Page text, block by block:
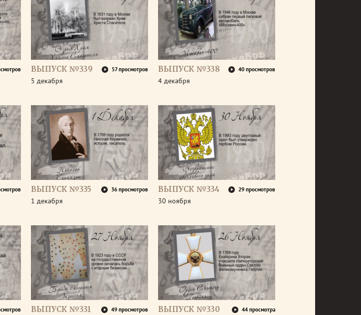
ВЫПУСК №339 57 просмотров
5 декабря
ВЫПУСК №338 40 просмотров
4 декабря
ВЫПУСК №335 36 просмотров
1 декабря
ВЫПУСК №334 29 просмотров
30 ноября
ВЫПУСК №331 49 просмотров ВЫПУСК №330 44 просмотра